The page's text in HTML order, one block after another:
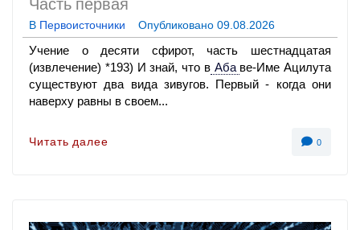
Часть первая
В Первоисточники Опубликовано 09.08.2026
Учение о десяти сфирот, часть шестнадцатая
(извлечение) *193) И знай, что вАба ве-Име Ацилута
существуют два вида зивугов. Первый - когда они
наверху равны в своем...
Читать далее 0